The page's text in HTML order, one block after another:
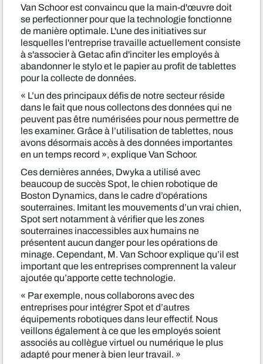
Van Schoor est convaincu que la main-d'œuvre doit
se perfectionner pour que la technologie fonctionne
de manière optimale. L'une des initiatives sur
lesquelles l'entreprise travaille actuellement consiste
à s'associer à Getac afin d'inciter les employés à
abandonner le stylo et le papier au profit de tablettes
pour la collecte de données.
« L’un des principaux défis de notre secteur réside
dans le fait que nous collectons des données qui ne
peuvent pas être numérisées pour nous permettre de
les examiner. Grâce à l’utilisation de tablettes, nous
avons désormais accès à des données importantes
en un temps record », explique Van Schoor.
Ces dernières années, Dwyka a utilisé avec
beaucoup de succès Spot, le chien robotique de
Boston Dynamics, dans le cadre d’opérations
souterraines. Imitant les mouvements d’un vrai chien,
Spot sert notamment à vérifier que les zones
souterraines inaccessibles aux humains ne
présentent aucun danger pour les opérations de
minage. Cependant, M. Van Schoor explique qu’il est
important que les entreprises comprennent la valeur
ajoutée qu’apporte cette technologie.
« Par exemple, nous collaborons avec des
entreprises pour intégrer Spot et d’autres
équipements robotiques dans leur effectif. Nous
veillons également à ce que les employés soient
associés au collègue virtuel ou numérique le plus
adapté pour mener à bien leur travail. »